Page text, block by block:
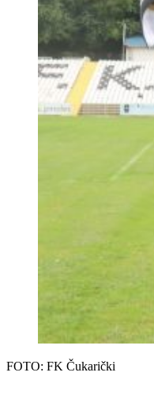
FOTO: FK Čukarički